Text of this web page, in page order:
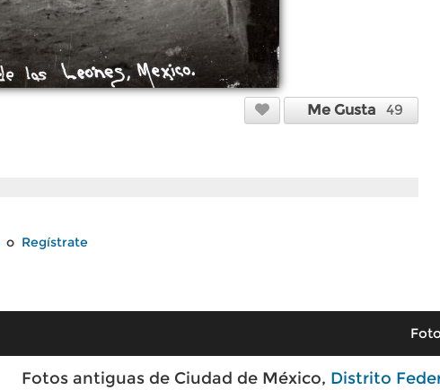
Me Gusta 49
o Regístrate
Fotos antiguas de Ciudad de México, Distrito